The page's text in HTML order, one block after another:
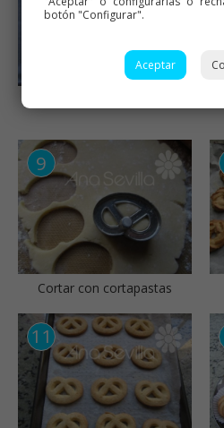
Cortar con cortapastas
botón "Configurar".
Aceptar